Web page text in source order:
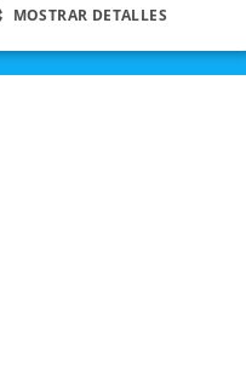
MOSTRAR DETALLES